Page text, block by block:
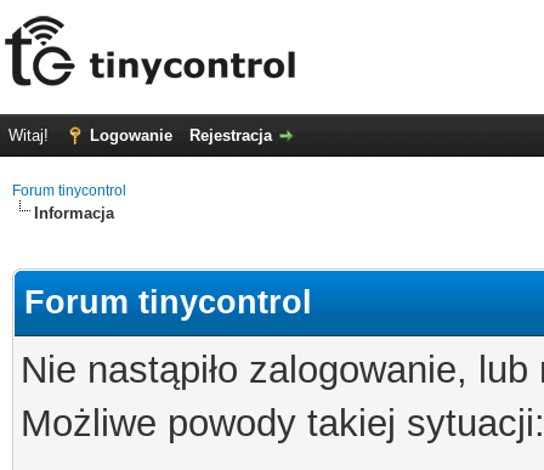
Witaj! Logowanie Rejestracja
Forum tinycontrol
Informacja
Forum tinycontrol
Nie nastąpiło zalogowanie,
Możliwe powody takiej sytuacji: